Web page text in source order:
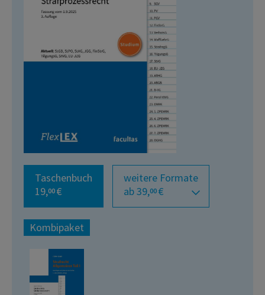
Taschenbuch
19,00 €
weitere Formate
ab 39,00 €
Kombipaket